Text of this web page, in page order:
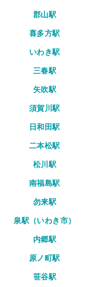
郡山駅
喜多方駅
いわき駅
三春駅
矢吹駅
須賀川駅
日和田駅
二本松駅
松川駅
南福島駅
勿来駅
泉駅（いわき市）
内郷駅
原ノ町駅
笹谷駅